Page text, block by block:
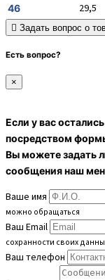
46 29,5
Задать вопрос о
Есть вопрос?
×
Если у вас
посредством
Вы можете задать
сообщения наш
Ваше имя
можно обращаться
Ваш Email
сохранности своих
Ваш телефон